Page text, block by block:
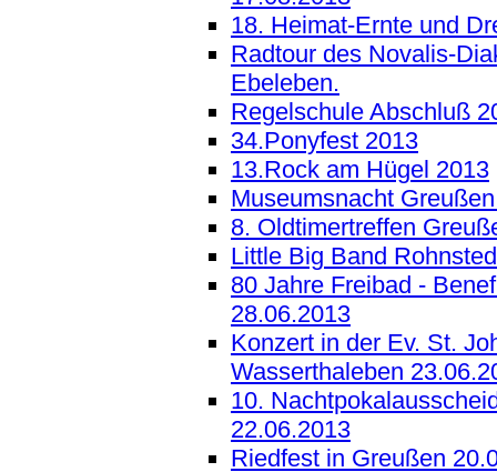
18. Heimat-Ernte und
Radtour des Novalis-
Ebeleben.
Regelschule Abschluß
34.Ponyfest 2013
13.Rock am Hügel 2013
Museumsnacht
8. Oldtimertreffen
Little Big Band
80 Jahre Freibad -
28.06.2013
Konzert in der Ev. St.
Wasserthaleben
10.
22.06.2013
Riedfest in Greußen